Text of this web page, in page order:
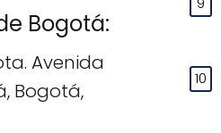
Bogotá:
Avenida
Bogotá,